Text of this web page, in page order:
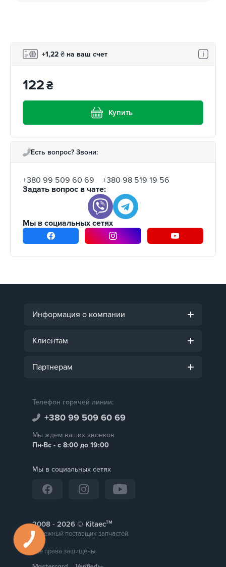
+1,22 ₴ на ваш счет
122₴
Купить
Есть вопрос? Звони:
+380 99 509 60 69
+380 98 519 19 56
Задать вопрос в чате:
Мы в социальных сетях
Информация о компании
Клиентам
Партнерам
Телефон горячей линии:
+380 99 509 60 69
Мы ждем ваших звонков
Пн-Вс - с 8:00 до 19:00
Мы в социальных сетях
2008 - © Kitaecтм
Надежный поставщик запчастей.
Все права защищены.